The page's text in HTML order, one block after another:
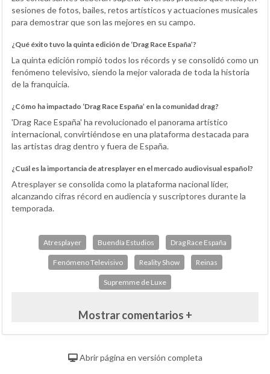
sesiones de fotos, bailes, retos artísticos y actuaciones musicales
para demostrar que son las mejores en su campo.
¿Qué éxito tuvo la quinta edición de ‘Drag Race España’?
La quinta edición rompió todos los récords y se consolidó como un
fenómeno televisivo, siendo la mejor valorada de toda la historia
de la franquicia.
¿Cómo ha impactado ‘Drag Race España’ en la comunidad drag?
'Drag Race España' ha revolucionado el panorama artístico
internacional, convirtiéndose en una plataforma destacada para
las artistas drag dentro y fuera de España.
¿Cuál es la importancia de atresplayer en el mercado audiovisual español?
Atresplayer se consolida como la plataforma nacional líder,
alcanzando cifras récord en audiencia y suscriptores durante la
temporada.
Atresplayer Buendía Estudios Drag Race España
Fenómeno Televisivo Reality Show Reinas
Supremme de Luxe
Mostrar comentarios +
Abrir página en versión completa